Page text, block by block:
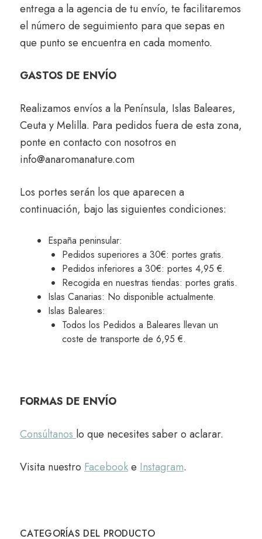
entrega a la agencia de tu envío, te facilitaremos
el número de seguimiento para que sepas en
que punto se encuentra en cada momento.
GASTOS DE ENVÍO
Realizamos envíos a la Península, Islas Baleares,
Ceuta y Melilla. Para pedidos fuera de esta zona,
ponte en contacto con nosotros en
info@anaromanature.com
Los portes serán los que aparecen a
continuación, bajo las siguientes condiciones:
España peninsular:
Pedidos superiores a 30€: portes gratis.
Pedidos inferiores a 30€: portes 4,95 €.
Recogida en nuestras tiendas: portes gratis.
Islas Canarias: No disponible actualmente.
Islas Baleares:
Todos los Pedidos a Baleares llevan un
coste de transporte de 6,95 €.
FORMAS DE ENVÍO
Consúltanos lo que necesites saber o aclarar.
Visita nuestro Facebooke Instagram.
CATEGORÍAS DEL PRODUCTO